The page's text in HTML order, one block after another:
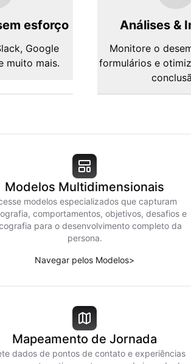
esforço
Google
muito mais.
Análises &
Monitore o
formulários e
Modelos Multidimensionais
modelos especializados que capturam
comportamentos, objetivos, desafios e
para o desenvolvimento completo da
persona.
Navegar pelos Modelos>
Mapeamento de Jornada
dados de pontos de contato e experiências